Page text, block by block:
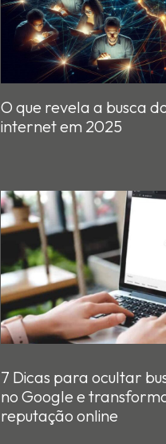
O que revela a busca
internet em 2025
7 Dicas para ocultar
no Google e
reputação online